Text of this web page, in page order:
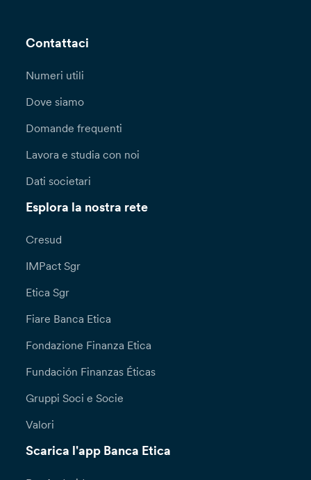
Contattaci
Numeri utili
Dove siamo
Domande frequenti
Lavora e studia con noi
Dati societari
Esplora la nostra rete
Cresud
IMPact Sgr
Etica Sgr
Fiare Banca Etica
Fondazione Finanza Etica
Fundación Finanzas Éticas
Gruppi Soci e Socie
Valori
Scarica l'app Banca Etica